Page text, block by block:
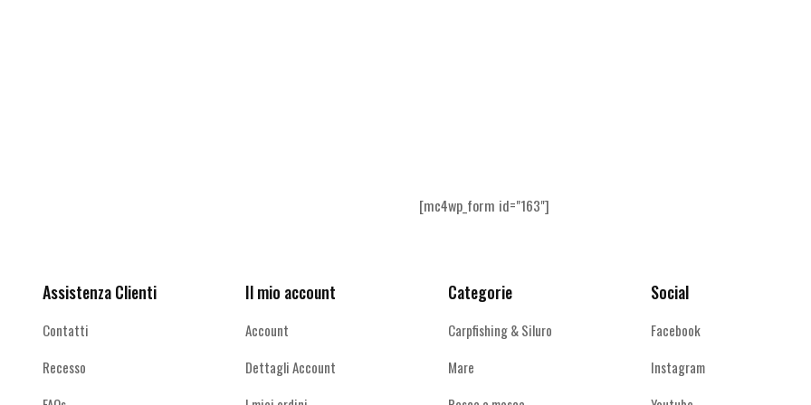
[mc4wp_form id="163"]
Assistenza Clienti
Contatti
Recesso
Il mio account
Account
Dettagli Account
Categorie
Carpfishing & Siluro
Mare
Social
Facebook
Instagram